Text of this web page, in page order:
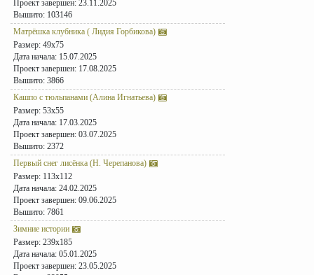
Проект завершен: 23.11.2025
Вышито: 103146
Матрёшка клубника ( Лидия Горбикова)
Размер: 49x75
Дата начала: 15.07.2025
Проект завершен: 17.08.2025
Вышито: 3866
Кашпо с тюльпанами (Алина Игнатьева)
Размер: 53x55
Дата начала: 17.03.2025
Проект завершен: 03.07.2025
Вышито: 2372
Первый снег лисёнка (Н. Черепанова)
Размер: 113x112
Дата начала: 24.02.2025
Проект завершен: 09.06.2025
Вышито: 7861
Зимние истории
Размер: 239x185
Дата начала: 05.01.2025
Проект завершен: 23.05.2025